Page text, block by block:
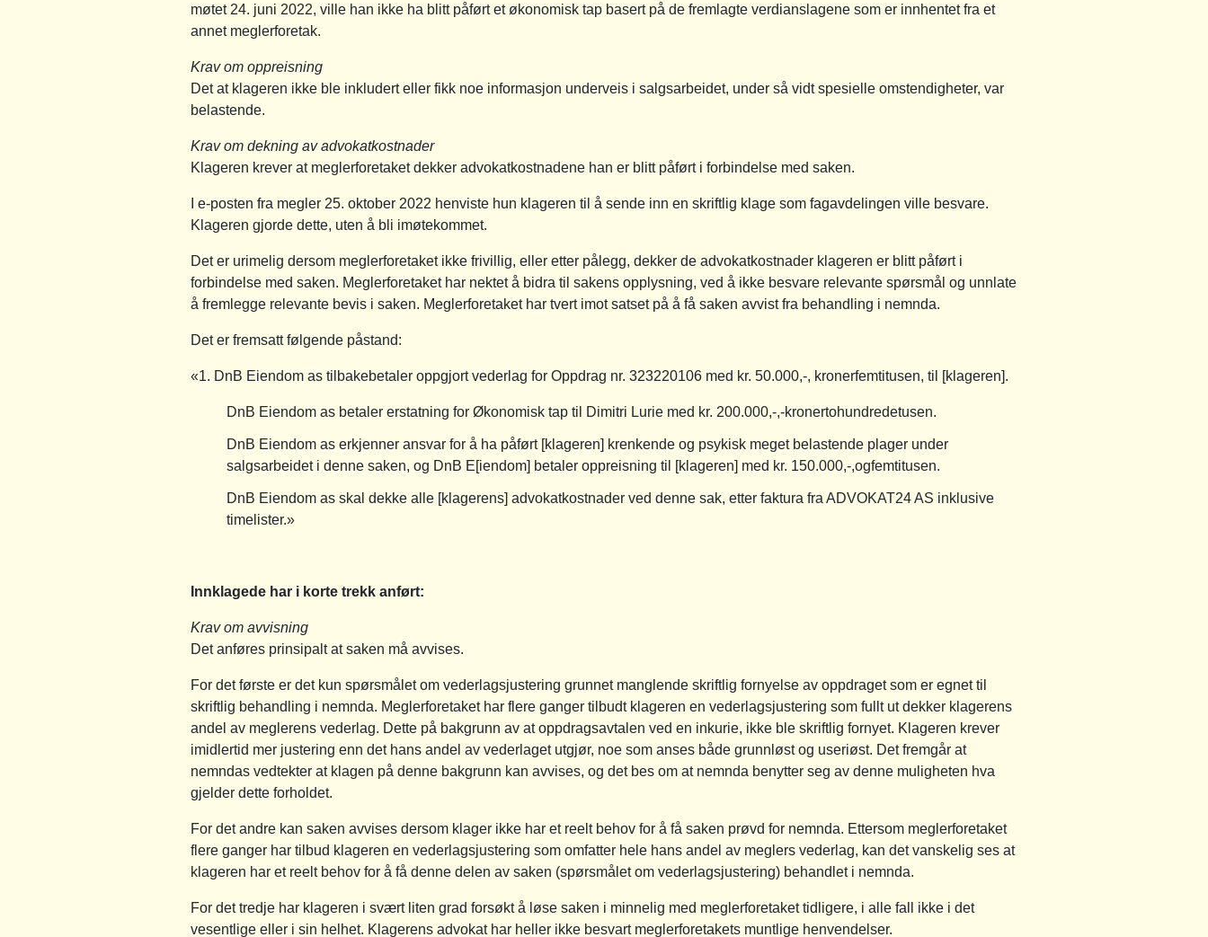
møtet 24. juni 2022, ville han ikke ha blitt påført et økonomisk tap basert på de fremlagte verdianslagene som er innhentet fra et
annet meglerforetak.
Krav om oppreisning
Det at klageren ikke ble inkludert eller fikk noe informasjon underveis i salgsarbeidet, under så vidt spesielle omstendigheter, var
belastende.
Krav om dekning av advokatkostnader
Klageren krever at meglerforetaket dekker advokatkostnadene han er blitt påført i forbindelse med saken.
I e-posten fra megler 25. oktober 2022 henviste hun klageren til å sende inn en skriftlig klage som fagavdelingen ville besvare.
Klageren gjorde dette, uten å bli imøtekommet.
Det er urimelig dersom meglerforetaket ikke frivillig, eller etter pålegg, dekker de advokatkostnader klageren er blitt påført i
forbindelse med saken. Meglerforetaket har nektet å bidra til sakens opplysning, ved å ikke besvare relevante spørsmål og unnlate
å fremlegge relevante bevis i saken. Meglerforetaket har tvert imot satset på å få saken avvist fra behandling i nemnda.
Det er fremsatt følgende påstand:
«1. DnB Eiendom as tilbakebetaler oppgjort vederlag for Oppdrag nr. 323220106 med kr. 50.000,-, kronerfemtitusen, til [klageren].
DnB Eiendom as betaler erstatning for Økonomisk tap til Dimitri Lurie med kr. 200.000,-,-kronertohundredetusen.
DnB Eiendom as erkjenner ansvar for å ha påført [klageren] krenkende og psykisk meget belastende plager under
salgsarbeidet i denne saken, og DnB E[iendom] betaler oppreisning til [klageren] med kr. 150.000,-,ogfemtitusen.
DnB Eiendom as skal dekke alle [klagerens] advokatkostnader ved denne sak, etter faktura fra ADVOKAT24 AS inklusive
timelister.»
Innklagede har i korte trekk anført:
Krav om avvisning
Det anføres prinsipalt at saken må avvises.
For det første er det kun spørsmålet om vederlagsjustering grunnet manglende skriftlig fornyelse av oppdraget som er egnet til
skriftlig behandling i nemnda. Meglerforetaket har flere ganger tilbudt klageren en vederlagsjustering som fullt ut dekker klagerens
andel av meglerens vederlag. Dette på bakgrunn av at oppdragsavtalen ved en inkurie, ikke ble skriftlig fornyet. Klageren krever
imidlertid mer justering enn det hans andel av vederlaget utgjør, noe som anses både grunnløst og useriøst. Det fremgår at
nemndas vedtekter at klagen på denne bakgrunn kan avvises, og det bes om at nemnda benytter seg av denne muligheten hva
gjelder dette forholdet.
For det andre kan saken avvises dersom klager ikke har et reelt behov for å få saken prøvd for nemnda. Ettersom meglerforetaket
flere ganger har tilbud klageren en vederlagsjustering som omfatter hele hans andel av meglers vederlag, kan det vanskelig ses at
klageren har et reelt behov for å få denne delen av saken (spørsmålet om vederlagsjustering) behandlet i nemnda.
For det tredje har klageren i svært liten grad forsøkt å løse saken i minnelig med meglerforetaket tidligere, i alle fall ikke i det
vesentlige eller i sin helhet. Klagerens advokat har heller ikke besvart meglerforetakets muntlige henvendelser.